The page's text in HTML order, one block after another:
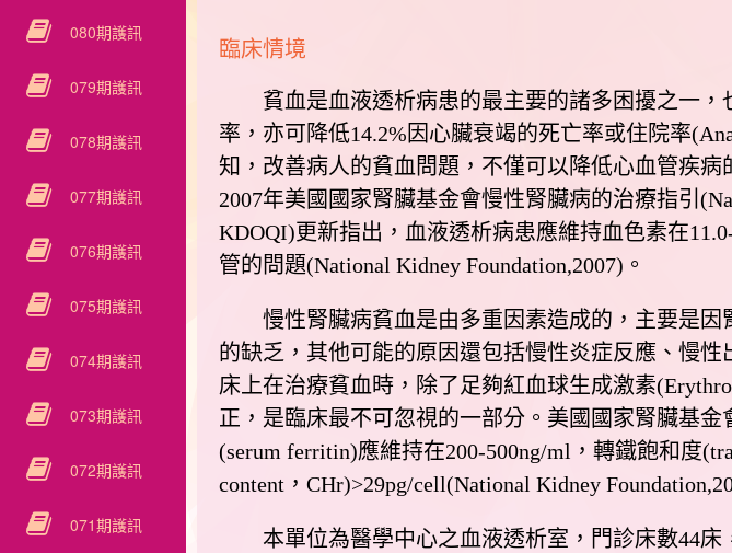
080期護訊
079期護訊
078期護訊
077期護訊
076期護訊
075期護訊
074期護訊
073期護訊
072期護訊
071期護訊
臨床情境
貧血是血液透析病患的最主要的諸多困擾之一，
率，亦可降低14.2%因心臟衰竭的死亡率或住院率
知，改善病人的貧血問題，不僅可以降低心血管疾
2007年美國國家腎臟基金會慢性腎臟病的治療指引
KDOQI)更新指出，血液透析病患應維持血色素在
管的問題(National Kidney Foundation,2007)。
慢性腎臟病貧血是由多重因素造成的，主要是因
的缺乏，其他可能的原因還包括慢性炎症反應、慢
床上在治療貧血時，除了足夠紅血球生成激素
正，是臨床最不可忽視的一部分。美國國家腎臟基
(serum ferritin)應維持在200-500ng/ml，轉鐵飽和度
content，CHr)>29pg/cell(National Kidney
本單位為醫學中心之血液透析室，門診床數44床